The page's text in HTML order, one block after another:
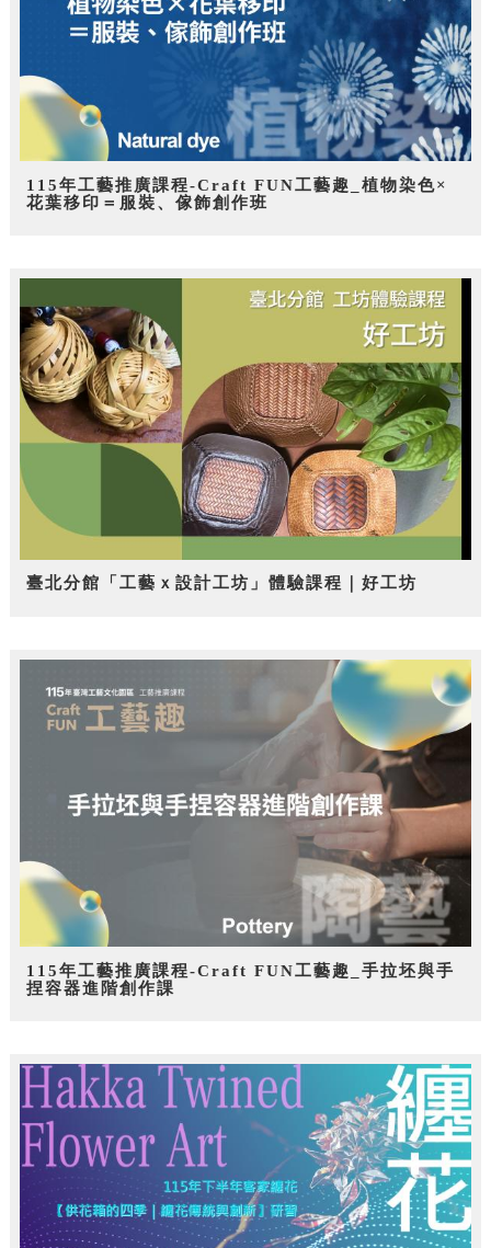
115年工藝推廣課程-Craft FUN工藝趣_植物染色×
花葉移印＝服裝、傢飾創作班
臺北分館「工藝ｘ設計工坊」體驗課程｜好工坊
115年工藝推廣課程-Craft FUN工藝趣_手拉坯與手
捏容器進階創作課